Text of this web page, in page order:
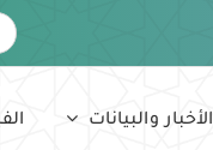
الأخبار والبيانات